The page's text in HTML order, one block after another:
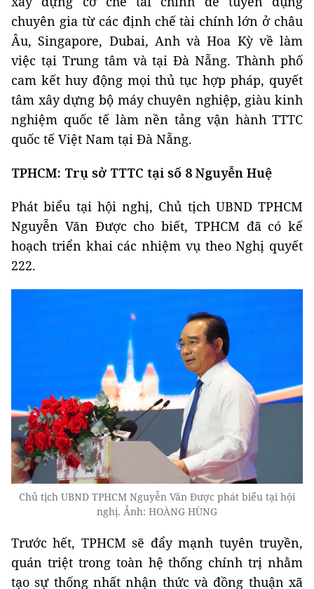
chuyên gia từ các định chế tài chính lớn ở châu
Âu, Singapore, Dubai, Anh và Hoa Kỳ về làm
việc tại Trung tâm và tại Đà Nẵng. Thành phố
cam kết huy động mọi thủ tục hợp pháp, quyết
tâm xây dựng bộ máy chuyên nghiệp, giàu kinh
nghiệm quốc tế làm nền tảng vận hành TTTC
quốc tế Việt Nam tại Đà Nẵng.
TPHCM: Trụ sở TTTC tại số 8 Nguyễn Huệ
Phát biểu tại hội nghị, Chủ tịch UBND TPHCM
Nguyễn Văn Được cho biết, TPHCM đã có kế
hoạch triển khai các nhiệm vụ theo Nghị quyết
222.
Chủ tịch UBND TPHCM Nguyễn Văn Được phát biểu tại hội
nghị. Ảnh: HOÀNG HÙNG
Trước hết, TPHCM sẽ đẩy mạnh tuyên truyền,
quán triệt trong toàn hệ thống chính trị nhằm
tạo sự thống nhất nhận thức và đồng thuận xã